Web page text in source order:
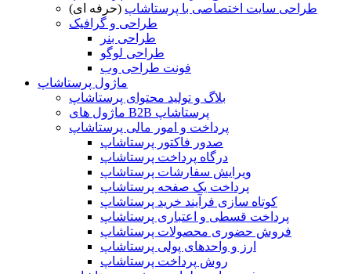
طراحی سایت اختصاصی با پرستاشاپ (حرفه ای)
طراحی و گرافیک
طراحی بنر
طراحی لوگو
فونت طراحی وب
ماژول پرستاشاپ
بلاگ و تولید محتوای پرستاشاپ
ماژول های B2B پرستاشاپ
پرداخت و امور مالی پرستاشاپ
صدور فاکتور پرستاشاپ
درگاه پرداخت پرستاشاپ
ویرایش سفارشات پرستاشاپ
پرداخت یک صفحه پرستاشاپ
کوتاه سازی فرآیند خرید پرستاشاپ
پرداخت قسطی و اعتباری پرستاشاپ
فروش حضوری محصولات پرستاشاپ
ارز و واحدهای پولی پرستاشاپ
روش پرداخت پرستاشاپ